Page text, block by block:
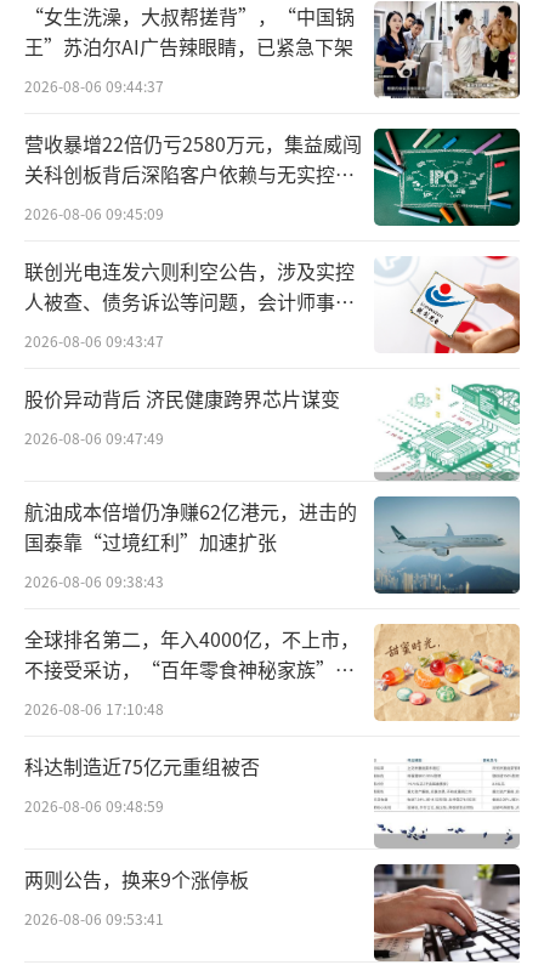
甘氨酸含量超标数倍？
科派诺蛋白粉遭批
小蓝是一名在校大学生，从今年夏天开始
他决定健身增肌，便在某平台上购买了一罐科
派诺的乳清蛋白粉，然而在食用了几个星期之
后他发现，该蛋白粉中甘氨酸含量异常的高，
据他描述：“之所以会买这款蛋白粉是因
为便宜。大学生生活费真的很少，一桶蛋白粉
三五百，对于我们来说是笔不小的开支，所以
我们更倾向选择一桶不到200元的科派诺。”
记者了解到，购买这款蛋白粉的消费群体
是产品便宜，二是某健身博主的推荐。
今年7月，健身博主贾博钧代理销售了一款
名为科派诺的蛋白粉。为了证明自己代言的安
全性，博主公开晒出了一张权威机构的检测报
告，谁料这一证明反而让自己翻了车。
“女生洗澡，大叔帮搓背”，“中国锅
王”苏泊尔AI广告辣眼睛，已紧急下架
2026-08-06 09:44:37
营收暴增22倍仍亏2580万元，集益威闯
关科创板背后深陷客户依赖与无实控人
困局
2026-08-06 09:45:09
联创光电连发六则利空公告，涉及实控
人被查、债务诉讼等问题，会计师事务
所曾出具“保留意见”
2026-08-06 09:43:47
股价异动背后 济民健康跨界芯片谋变
2026-08-06 09:47:49
航油成本倍增仍净赚62亿港元，进击的
国泰靠“过境红利”加速扩张
2026-08-06 09:38:43
全球排名第二，年入4000亿，不上市，
不接受采访，“百年零食神秘家族”浮
出水面？
2026-08-06 17:10:48
科达制造近75亿元重组被否
2026-08-06 09:48:59
两则公告，换来9个涨停板
2026-08-06 09:53:41